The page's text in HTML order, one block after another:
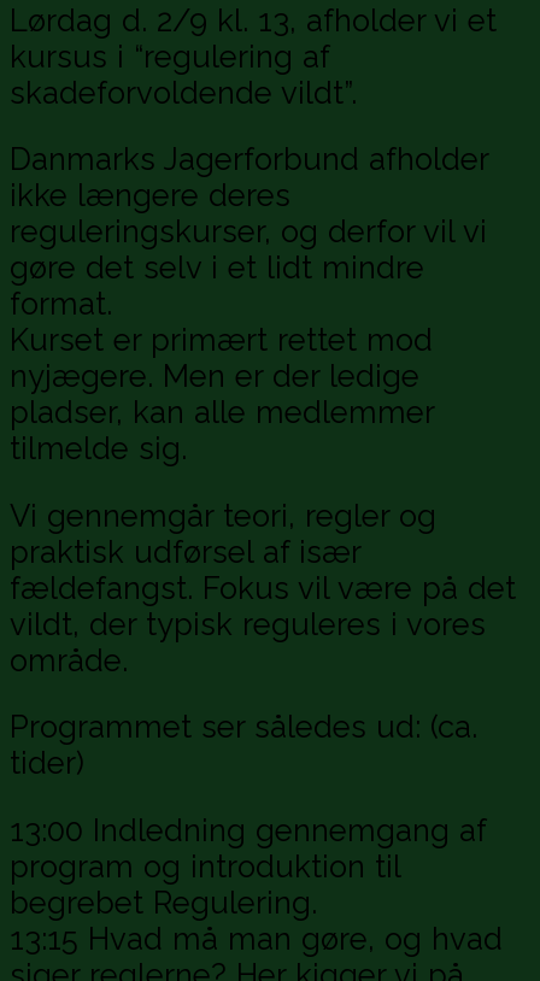
Lørdag d. 2/9 kl. 13, afholder vi et
kursus i “regulering af
skadeforvoldende vildt”.
Danmarks Jagerforbund afholder
ikke længere deres
reguleringskurser, og derfor vil vi
gøre det selv i et lidt mindre
format.
Kurset er primært rettet mod
nyjægere. Men er der ledige
pladser, kan alle medlemmer
tilmelde sig.
Vi gennemgår teori, regler og
praktisk udførsel af især
fældefangst. Fokus vil være på det
vildt, der typisk reguleres i vores
område.
Programmet ser således ud: (ca.
tider)
13:00 Indledning gennemgang af
program og introduktion til
begrebet Regulering.
13:15 Hvad må man gøre, og hvad